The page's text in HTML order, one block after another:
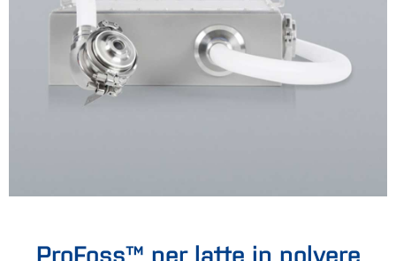
ProFoss™ per latte in polvere